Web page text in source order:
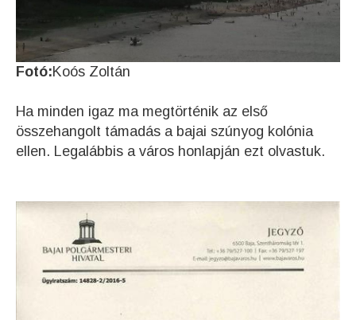
Fotó:Koós Zoltán
Ha minden igaz ma megtörténik az első
összehangolt támadás a bajai szúnyog kolónia
ellen. Legalábbis a város honlapján ezt olvastuk.